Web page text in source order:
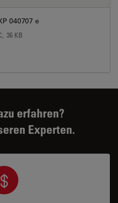
040707 e
36 KB
erfahren?
Experten.